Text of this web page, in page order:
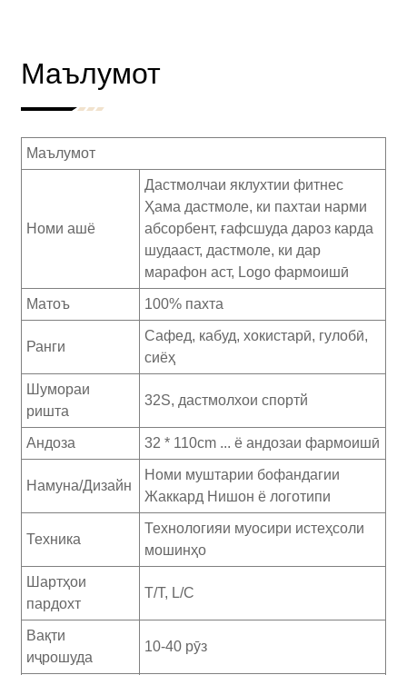
Маълумот
Маълумот
Номи ашё
Дастмолчаи яклухтии фитнес
Ҳама дастмоле, ки пахтаи нарми
абсорбент, ғафсшуда дароз карда
шудааст, дастмоле, ки дар
марафон аст, Logo фармоишӣ
Матоъ 100% пахта
Ранги
Сафед, кабуд, хокистарӣ, гулобӣ,
сиёҳ
Шумораи
ришта
32S, дастмолхои спортй
Андоза 32 * 110cm ... ё андозаи фармоишӣ
Намуна/Дизайн
Номи муштарии бофандагии
Жаккард Нишон ё логотипи
Техника
Технологияи муосири истеҳсоли
мошинҳо
Шартҳои
пардохт
T/T, L/C
Вақти
иҷрошуда
10-40 рӯз